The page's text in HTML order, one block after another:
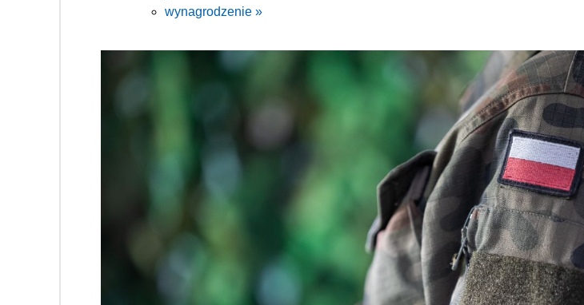
wynagrodzenie »